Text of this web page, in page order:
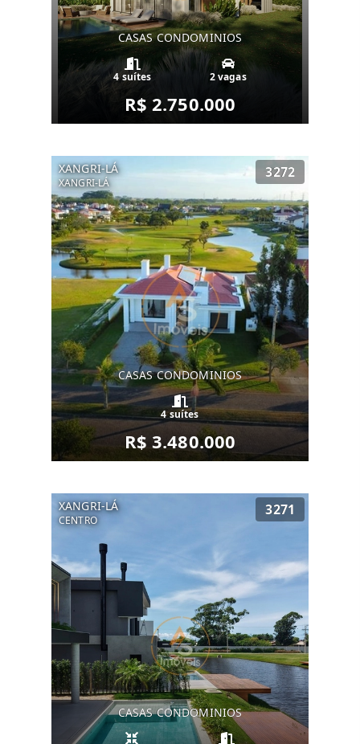
CASAS CONDOMINIOS
4 suítes 2 vagas
R$ 2.750.000
XANGRI-LÁ
XANGRI-LÁ
3272
CASAS CONDOMINIOS
4 suítes
R$ 3.480.000
XANGRI-LÁ
CENTRO
3271
CASAS CONDOMINIOS